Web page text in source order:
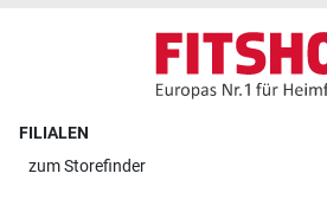
FILIALEN
zumStorefinder